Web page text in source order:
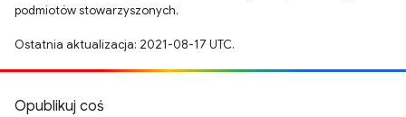
podmiotów stowarzyszonych.
Ostatnia aktualizacja: 2021-08-17 UTC.
Opublikuj coś